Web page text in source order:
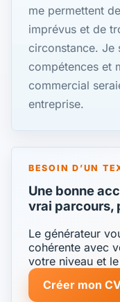
me permettent
imprévus et de
circonstance. Je
compétences et
commercial
entreprise.
BESOIN D’UN
Une bonne
vrai parcours,
Le générateur
cohérente avec
votre niveau et
Créer mon